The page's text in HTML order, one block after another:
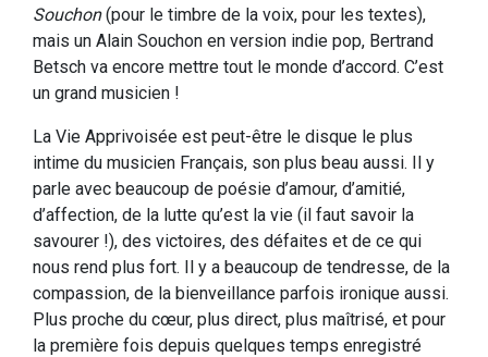
Souchon(pour le timbre de la voix, pour les textes),
mais un Alain Souchon en version indie pop, Bertrand
Betsch va encore mettre tout le monde d’accord. C’est
un grand musicien !
La Vie Apprivoisée est peut-être le disque le plus
intime du musicien Français, son plus beau aussi. Il y
parle avec beaucoup de poésie d’amour, d’amitié,
d’affection, de la lutte qu’est la vie (il faut savoir la
savourer !), des victoires, des défaites et de ce qui
nous rend plus fort. Il y a beaucoup de tendresse, de la
compassion, de la bienveillance parfois ironique aussi.
Plus proche du cœur, plus direct, plus maîtrisé, et pour
la première fois depuis quelques temps enregistré